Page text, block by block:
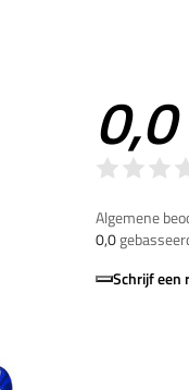
0,0
Algemene
0,0
Schrijf een